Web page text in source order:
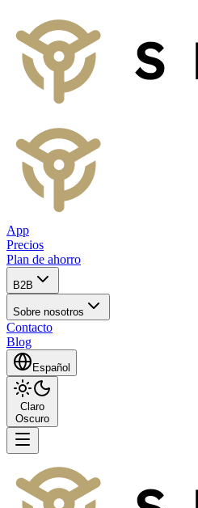
App
Precios
Plan de ahorro
B2B
Sobre nosotros
Contacto
Blog
Español
Claro
Oscuro